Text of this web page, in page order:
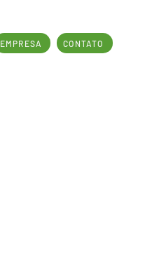
EMPRESA CONTATO